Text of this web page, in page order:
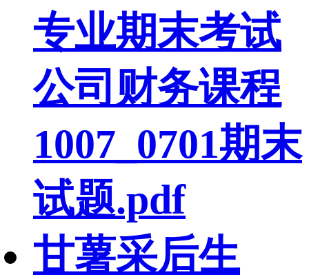
专业期末考试
公司财务课程
1007_0701期末
试题.pdf
甘薯采后生